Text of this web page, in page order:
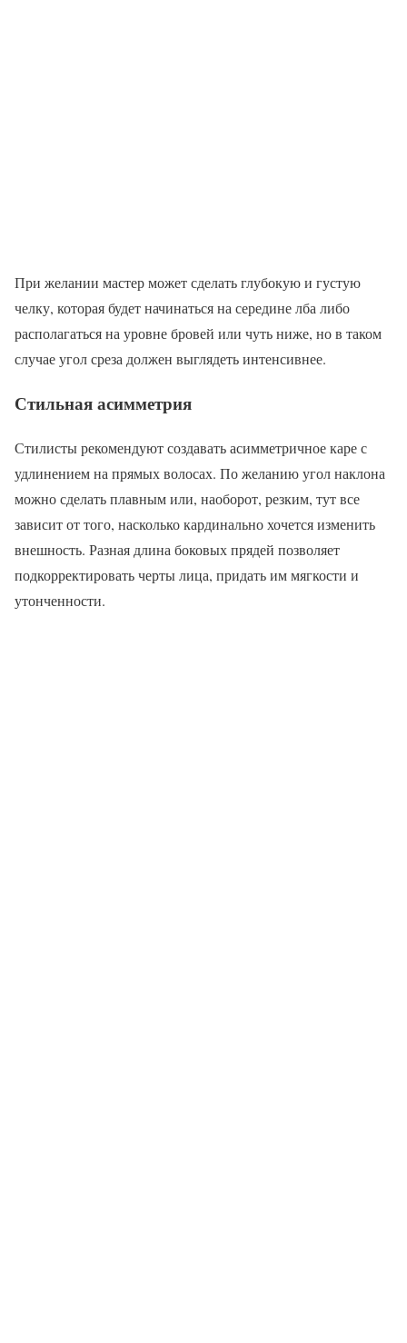
При желании мастер может сделать глубокую и густую
челку, которая будет начинаться на середине лба либо
располагаться на уровне бровей или чуть ниже, но в таком
случае угол среза должен выглядеть интенсивнее.
Стильная асимметрия
Стилисты рекомендуют создавать асимметричное каре с
удлинением на прямых волосах. По желанию угол наклона
можно сделать плавным или, наоборот, резким, тут все
зависит от того, насколько кардинально хочется изменить
внешность. Разная длина боковых прядей позволяет
подкорректировать черты лица, придать им мягкости и
утонченности.